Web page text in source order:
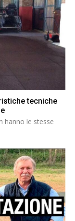
tecniche
hanno le stesse